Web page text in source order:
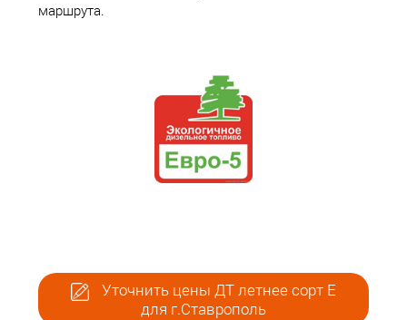
маршрута.
Уточнить цены ДТ летнее сорт Е
для г.Ставрополь